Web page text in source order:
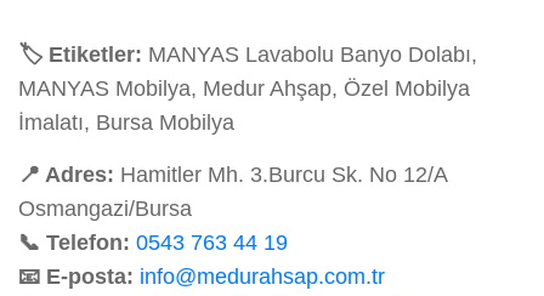
🏷️ Etiketler: MANYAS Lavabolu Banyo Dolabı,
MANYAS Mobilya, Medur Ahşap, Özel Mobilya
İmalatı, Bursa Mobilya
📍 Adres: Hamitler Mh. 3.Burcu Sk. No 12/A
Osmangazi/Bursa
📞 Telefon: 0543 763 44 19
📧 E-posta: info@medurahsap.com.tr